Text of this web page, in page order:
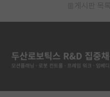
게시판 목